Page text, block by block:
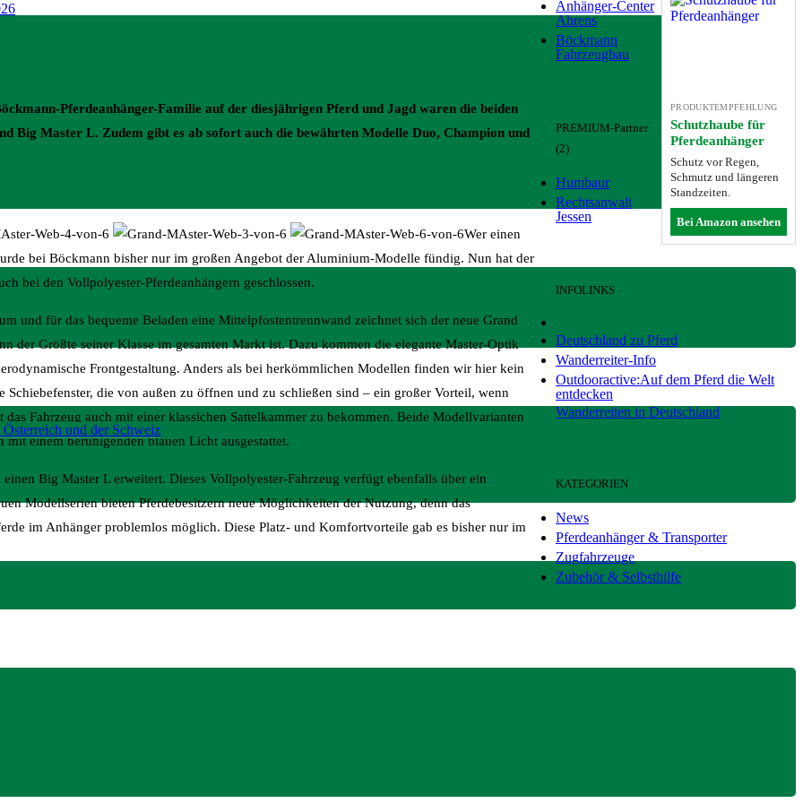
und der Schweiz
Pferdeanhänger-Familie auf der diesjährigen Pferd und Jagd waren die beiden
Big Master L. Zudem gibt es ab sofort auch die bewährten Modelle Duo, Champion und
Wer einen
bei Böckmann bisher nur im großen Angebot der Aluminium-Modelle fündig. Nun hat der
bei den Vollpolyester-Pferdeanhängern geschlossen.
und für das bequeme Beladen eine Mittelpfostentrennwand zeichnet sich der neue Grand
der Größte seiner Klasse im gesamten Markt ist. Dazu kommen die elegante Master-Optik
Frontgestaltung. Anders als bei herkömmlichen Modellen finden wir hier kein
die von außen zu öffnen und zu schließen sind – ein großer Vorteil, wenn
Fahrzeug auch mit einer klassichen Sattelkammer zu bekommen. Beide Modellvarianten
einem beruhigenden blauen Licht ausgestattet.
Big Master L erweitert. Dieses Vollpolyester-Fahrzeug verfügt ebenfalls über ein
Modellserien bieten Pferdebesitzern neue Möglichkeiten der Nutzung, denn das
im Anhänger problemlos möglich. Diese Platz- und Komfortvorteile gab es bisher nur im
PRODUKTEMPFEHLUNG
Schutzhaube für
Pferdeanhänger
Schutz vor Regen,
Schmutz und längeren
Standzeiten.
Bei Amazon ansehen
Anhänger-Center
Ahrens
Böckmann
Fahrzeugbau
PREMIUM-Partner
(2)
Humbaur
Rechtsanwalt
Jessen
INFOLINKS
Deutschland zu Pferd
Wanderreiter-Info
Outdooractive:Auf dem Pferd die Welt
entdecken
Wanderreiten in Deutschland
KATEGORIEN
News
Pferdeanhänger & Transporter
Zugfahrzeuge
Zubehör & Selbsthilfe